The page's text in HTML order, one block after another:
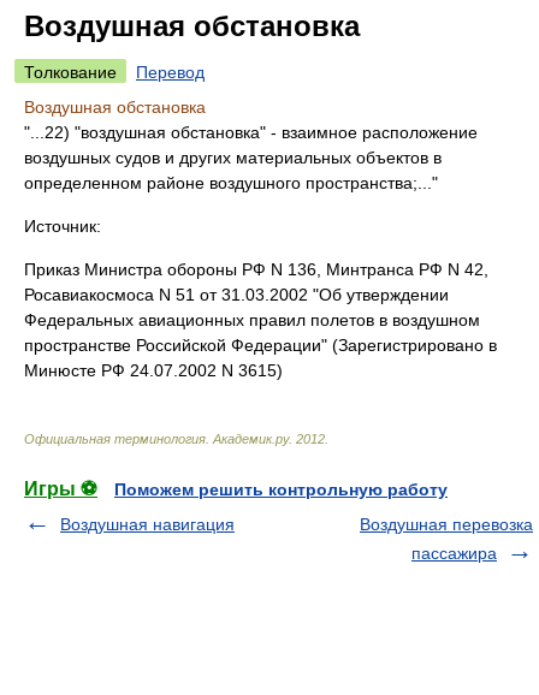
Воздушная обстановка
Толкование
Перевод
Воздушная обстановка
"...22) "воздушная обстановка" - взаимное расположение
воздушных судов и других материальных объектов в
определенном районе воздушного пространства;..."
Источник:
Приказ Министра обороны РФ N 136, Минтранса РФ N 42,
Росавиакосмоса N 51 от 31.03.2002 "Об утверждении
Федеральных авиационных правил полетов в воздушном
пространстве Российской Федерации" (Зарегистрировано в
Минюсте РФ 24.07.2002 N 3615)
Официальная терминология Академик.ру. 2012
Игры ⚽
Поможем решить контрольную работу
Воздушная навигация
Воздушная перевозка
пассажира